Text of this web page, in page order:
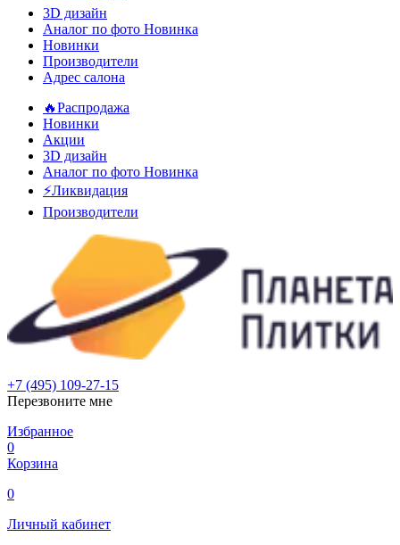
3D дизайн
Аналог по фото Новинка
Новинки
Производители
Адрес салона
🔥Распродажа
Новинки
Акции
3D дизайн
Аналог по фото Новинка
⚡Ликвидация
Производители
+7 (495) 109-27-15
Перезвоните мне
Избранное
0
Корзина
0
Личный кабинет